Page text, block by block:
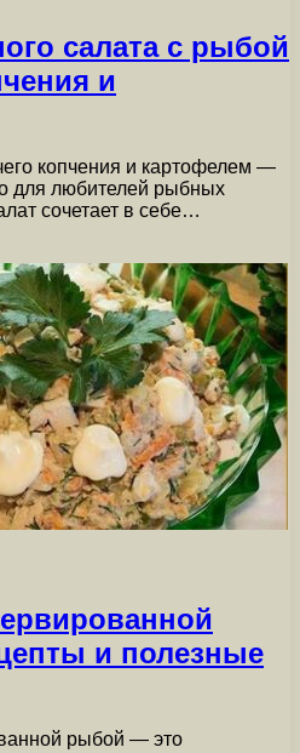
салата с рыбой
и
копчения и картофелем —
для любителей рыбных
сочетает в себе…
и полезные
рыбой — это